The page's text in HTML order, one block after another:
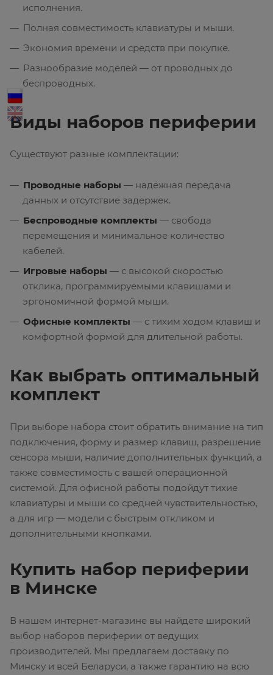
исполнения.
Полная совместимость клавиатуры и мыши.
Экономия времени и средств при покупке.
Разнообразие моделей — от проводных до
беспроводных.
Виды наборов периферии
Существуют разные комплектации:
Проводные наборы — надёжная передача
данных и отсутствие задержек.
Беспроводные комплекты — свобода
перемещения и минимальное количество
кабелей.
Игровые наборы — с высокой скоростью
отклика, программируемыми клавишами и
эргономичной формой мыши.
Офисные комплекты — с тихим ходом клавиш и
комфортной формой для длительной работы.
Как выбрать оптимальный
комплект
При выборе набора стоит обратить внимание на тип
подключения, форму и размер клавиш, разрешение
сенсора мыши, наличие дополнительных функций, а
также совместимость с вашей операционной
системой. Для офисной работы подойдут тихие
клавиатуры и мыши со средней чувствительностью,
а для игр — модели с быстрым откликом и
дополнительными кнопками.
Купить набор периферии
в Минске
В нашем интернет-магазине вы найдете широкий
выбор наборов периферии от ведущих
производителей. Мы предлагаем доставку по
Минску и всей Беларуси, а также гарантию на всю